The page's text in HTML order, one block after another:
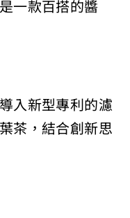
入新型專利的濾
茶，結合創新思